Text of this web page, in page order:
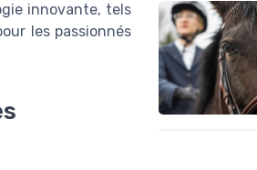
innovante, tels
les passionnés